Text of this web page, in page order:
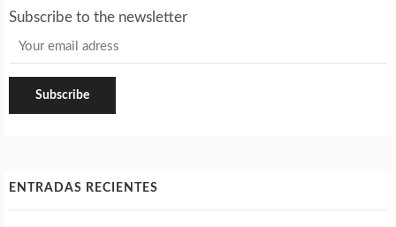
Subscribe to the newsletter
ENTRADAS RECIENTES